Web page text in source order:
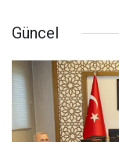
Güncel